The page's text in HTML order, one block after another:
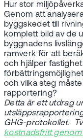
Hur stor
Genom att
byggskedet till
komplett bild av de
byggnadens
ramverk för att
och hjälper
och vilka steg
rapportering?
Detta är ett utdrag
GHG-protokollet.
kostnadsfritt genom